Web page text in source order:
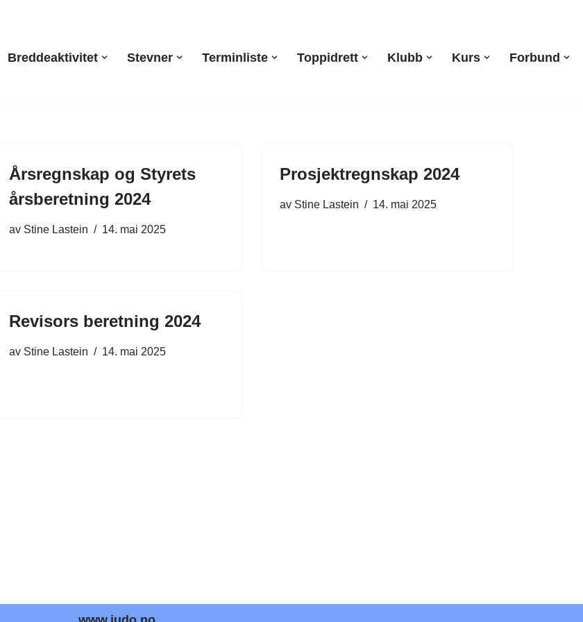
Breddeaktivitet Stevner Terminliste Toppidrett Klubb Kurs Forbund
Årsregnskap og Styrets
årsberetning 2024
av Stine Lastein 14. mai 2025
Prosjektregnskap 2024
av Stine Lastein 14. mai 2025
Revisors beretning 2024
av Stine Lastein 14. mai 2025